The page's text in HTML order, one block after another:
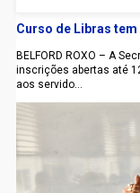
Curso de Libras
BELFORD ROXO – A
inscrições abertas até
aos servido...